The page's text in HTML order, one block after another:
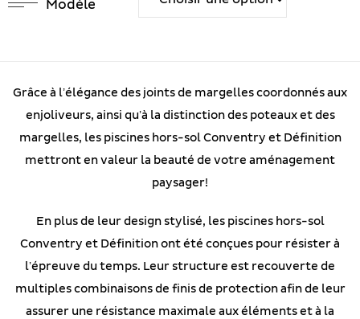
Modèle
Grâce à l’élégance des joints de margelles coordonnés aux
enjoliveurs, ainsi qu’à la distinction des poteaux et des
margelles, les piscines hors-sol Conventry et Définition
mettront en valeur la beauté de votre aménagement
paysager!
En plus de leur design stylisé, les piscines hors-sol
Conventry et Définition ont été conçues pour résister à
l’épreuve du temps. Leur structure est recouverte de
multiples combinaisons de finis de protection afin de leur
assurer une résistance maximale aux éléments et à la